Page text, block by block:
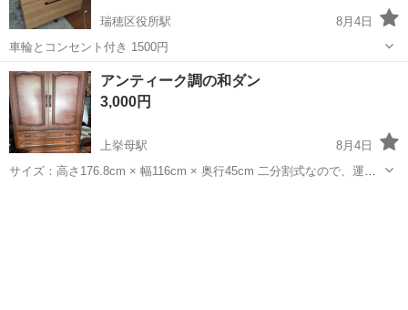
瑞穂区役所駅
8月4日
車輪とコンセント付き 1500円
愛知 名古屋市 瑞穂区役所駅 収納家具
アンティーク調の和ダン
3,000円
上挙母駅
8月4日
サイズ：高さ176.8cm × 幅116cm × 奥行45cm 二分割式なので、運び